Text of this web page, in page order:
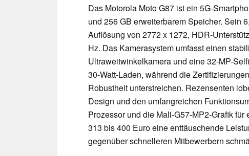
Das Motorola Moto G87 ist ein 5G-
und 256 GB erweiterbarem Speicher. Sein
Auflösung von 2772 x 1272, HDR-
Hz. Das Kamerasystem umfasst einen
Ultraweitwinkelkamera und eine 32-MP-
30-Watt-Laden, während die
Robustheit unterstreichen. Rezensenten
Design und den umfangreichen
Prozessor und die Mali-G57-MP2-Grafik
313 bis 400 Euro eine enttäuschende
gegenüber schnelleren Mitbewerbern